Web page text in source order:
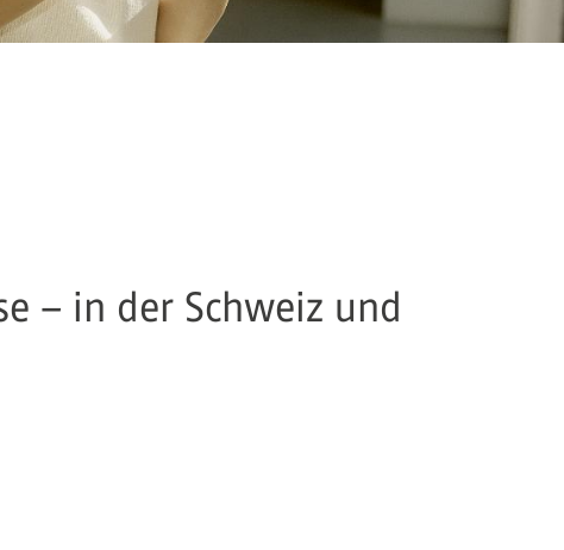
– in der Schweiz und